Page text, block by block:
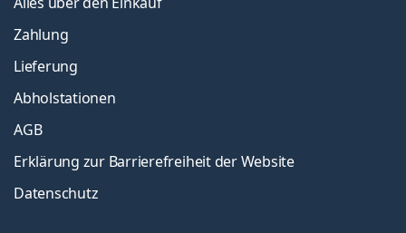
Zahlung
Lieferung
Abholstationen
AGB
Erklärung zur Barrierefreiheit der Website
Datenschutz